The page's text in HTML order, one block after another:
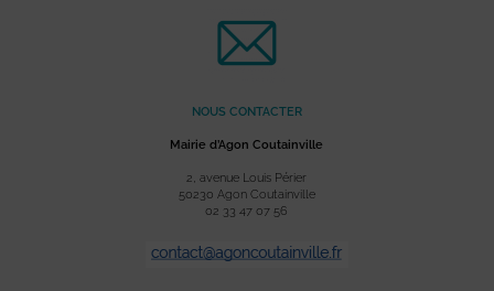
NOUS CONTACTER
Mairie d’Agon Coutainville
2, avenue Louis Périer
50230 Agon Coutainville
02 33 47 07 56